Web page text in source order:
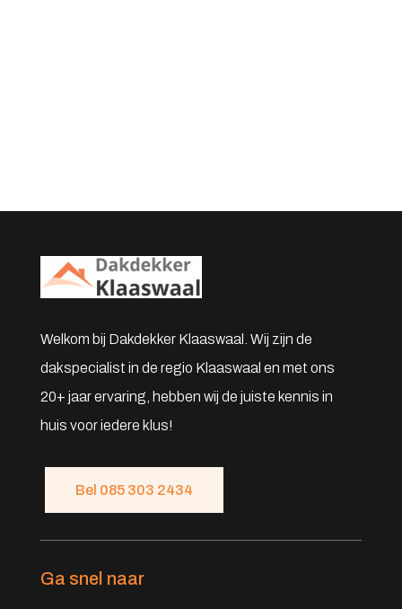
Welkom bij Dakdekker Klaaswaal. Wij zijn de
dakspecialist in de regio Klaaswaal en met ons
20+ jaar ervaring, hebben wij de juiste kennis in
huis voor iedere klus!
Bel 085 303 2434
Ga snel naar